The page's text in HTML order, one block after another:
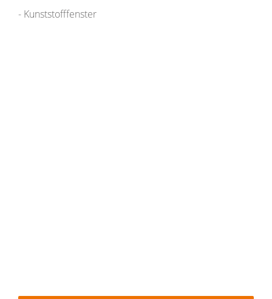
- Kunststofffenster